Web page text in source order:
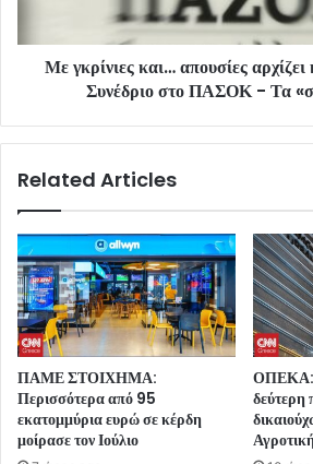
Με γκρίνιες και… απουσίες
Συνέδριο στο ΠΑΣΟΚ - Τα
Related Articles
ΠΑΜΕ ΣΤΟΙΧΗΜΑ:
Περισσότερα από 95
εκατομμύρια ευρώ σε κέρδη
μοίρασε τον Ιούλιο
ΟΠΕΚΑ: